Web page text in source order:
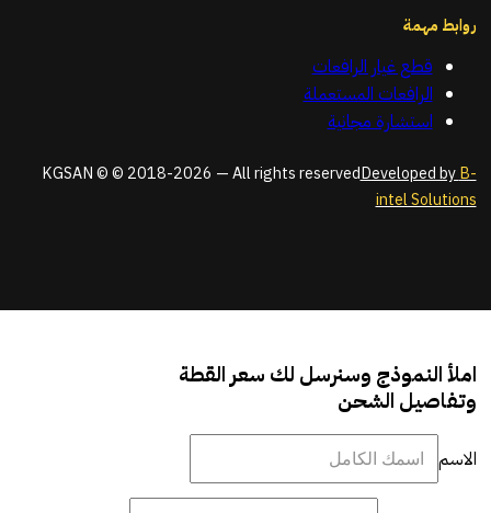
روابط مهمة
قطع غيار الرافعات
الرافعات المستعملة
استشارة مجانية
KGSAN © © 2018-2026 — All rights reservedDeveloped byB-
intel Solutions
املأ النموذج وسنرسل لك سعر القطة
وتفاصيل الشحن
الاسم